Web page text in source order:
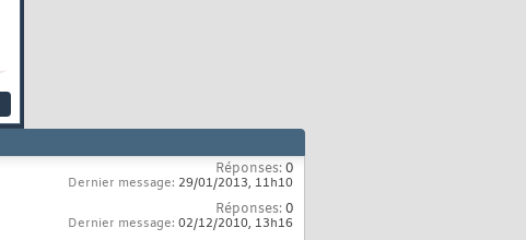
Réponses:0
Dernier message: 29/01/2013, 11h10
Réponses:0
Dernier message: 02/12/2010, 13h16